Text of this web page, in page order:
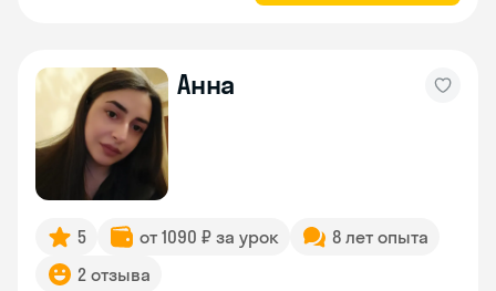
Анна
5 от 1090 ₽ за урок
8 лет опыта
2 отзыва